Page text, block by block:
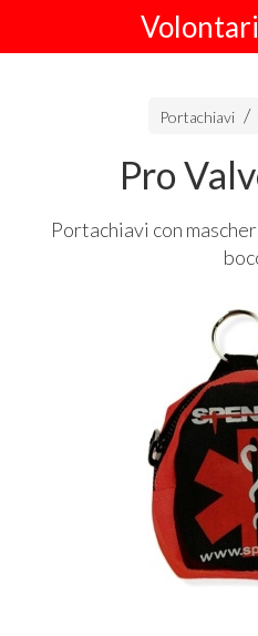
Portachiavi
Pro
Portachiavi con